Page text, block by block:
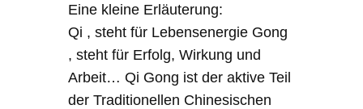
Eine kleine Erläuterung:
Qi , steht für Lebensenergie Gong
, steht für Erfolg, Wirkung und
Arbeit… Qi Gong ist der aktive Teil
der Traditionellen Chinesischen